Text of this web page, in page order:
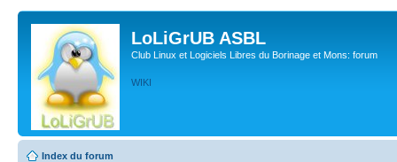
LoLiGrUB ASBL
Club Linux et Logiciels Libres du Borinage et Mons: forum
WIKI
Index du forum